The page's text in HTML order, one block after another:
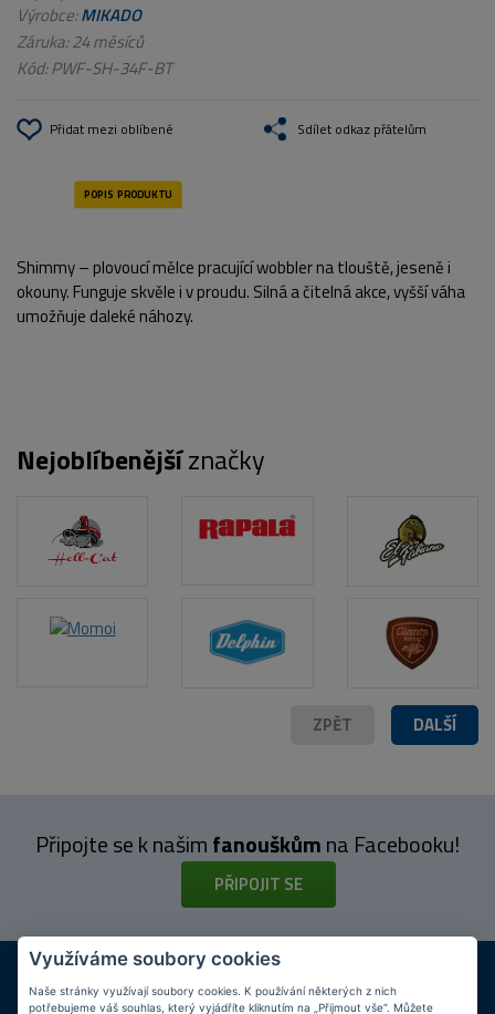
Výrobce:MIKADO
Záruka: 24 měsíců
Kód:PWF-SH-34F-BT
Přidat mezi oblíbené Sdílet odkaz přátelům
Shimmy – plovoucí mělce pracující wobbler na tlouště, jeseně i
okouny. Funguje skvěle i v proudu. Silná a čitelná akce, vyšší váha
umožňuje daleké náhozy.
Nejoblíbenějšíznačky
DALŠÍ
ZPĚT
Připojte se k našimfanouškůmna Facebooku!
PŘIPOJIT SE
DOPRAVA ZDARMA
Při nákupu nad 2 000 Kč
KAMENNÉ PRODEJNY
Jsme na trhu více než 10 let
Využíváme soubory cookies
Naše stránky využívají soubory cookies. K používání některých z nich
potřebujeme váš souhlas, který vyjádříte kliknutím na „Přijmout vše“. Můžete